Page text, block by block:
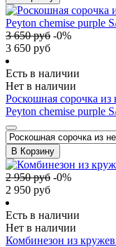
3 650руб -0%
3 650 руб
Есть в наличии
Нет в наличии
Роскошная сорочка
Peyton chemise purple
В Корзину
2 950руб -0%
2 950 руб
Есть в наличии
Нет в наличии
Комбинезон из